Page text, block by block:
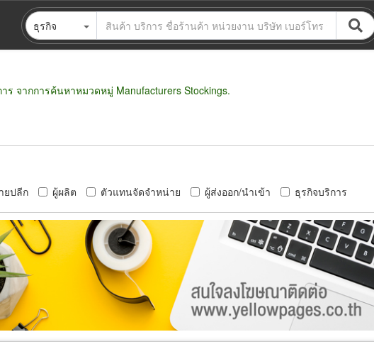
ธุรกิจ
ร จากการค้นหาหมวดหมู่ Manufacturers Stockings.
ยปลีก ผู้ผลิต ตัวแทนจัดจำหน่าย ผู้ส่งออก/นำเข้า ธุรกิจบริการ